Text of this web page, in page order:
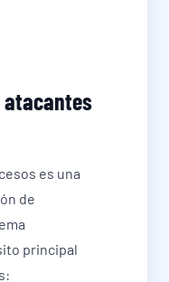
atacantes
es una
de
principal